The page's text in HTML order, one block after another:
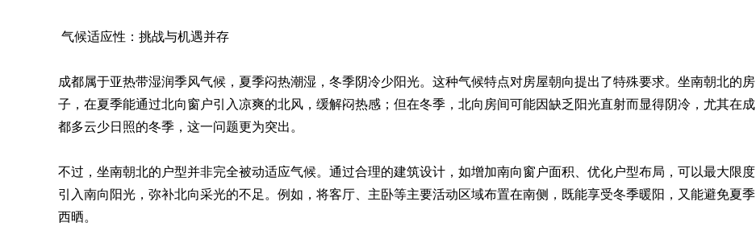
气候适应性：挑战与机遇并存
成都属于亚热带湿润季风气候，夏季闷热潮湿，冬季阴冷少阳光。这种气候特点对房屋朝向提出了特殊要求。坐南朝北的房
子，在夏季能通过北向窗户引入凉爽的北风，缓解闷热感；但在冬季，北向房间可能因缺乏阳光直射而显得阴冷，尤其在成
都多云少日照的冬季，这一问题更为突出。
不过，坐南朝北的户型并非完全被动适应气候。通过合理的建筑设计，如增加南向窗户面积、优化户型布局，可以最大限度
引入南向阳光，弥补北向采光的不足。例如，将客厅、主卧等主要活动区域布置在南侧，既能享受冬季暖阳，又能避免夏季
西晒。